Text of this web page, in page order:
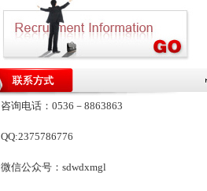
咨询电话：0536－8863863
QQ:2375786776
微信公众号：sdwdxmgl
潍坊工程造价信息网